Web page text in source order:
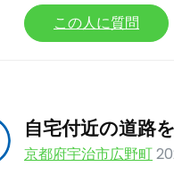
この人に質問
自宅付近の道路
京都府宇治市広野町